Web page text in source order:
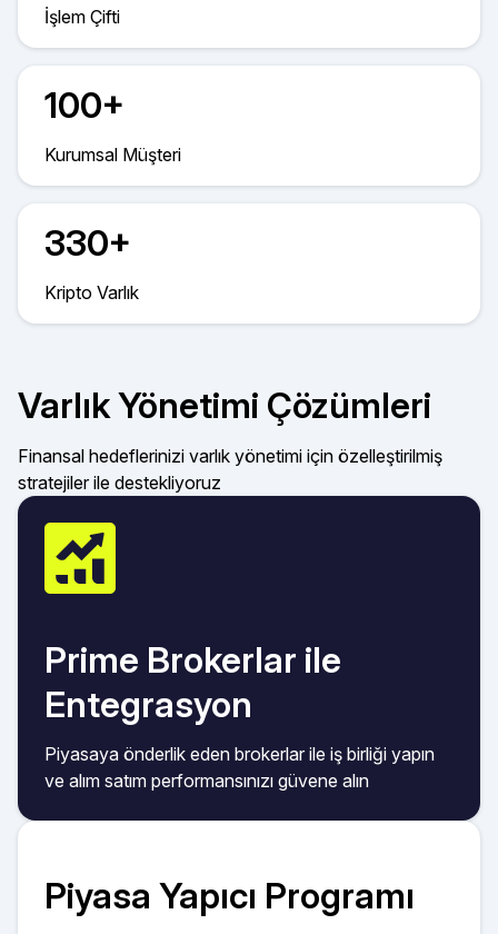
İşlem Çifti
100+
Kurumsal Müşteri
330+
Kripto Varlık
Varlık Yönetimi Çözümleri
Finansal hedeflerinizi varlık yönetimi için özelleştirilmiş
stratejiler ile destekliyoruz
Prime Brokerlar ile
Entegrasyon
Piyasaya önderlik eden brokerlar ile iş birliği yapın
ve alım satım performansınızı güvene alın
Piyasa Yapıcı Programı